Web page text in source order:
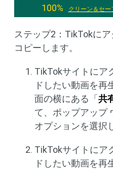
100%
クリーン＆セー
ステップ2：TikTokに
コピーします。
TikTokサイトにア
ドしたい動画を再
面の横にある「 共
て、ポップアップ
オプションを選択
TikTokサイトにア
ドしたい動画を再